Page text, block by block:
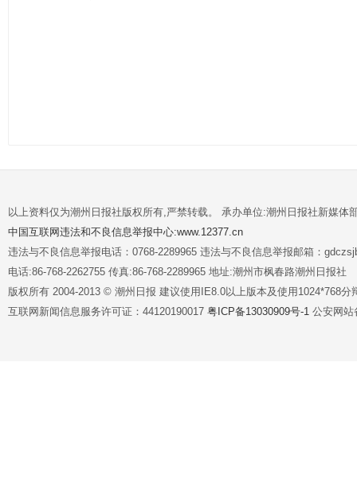
以上资料仅为潮州日报社版权所有,严禁转载。 承办单位:潮州日报社新媒体
中国互联网违法和不良信息举报中心:www.12377.cn
违法与不良信息举报电话：0768-2289965 违法与不良信息举报邮箱：
电话:86-768-2262755 传真:86-768-2289965 地址:潮州市枫春路潮州日报社
版权所有 2004-2013 © 潮州日报 建议使用IE8.0以上版本及使用1024*768分
互联网新闻信息服务许可证：44120190017 粤ICP备13030909号-1 公安网站